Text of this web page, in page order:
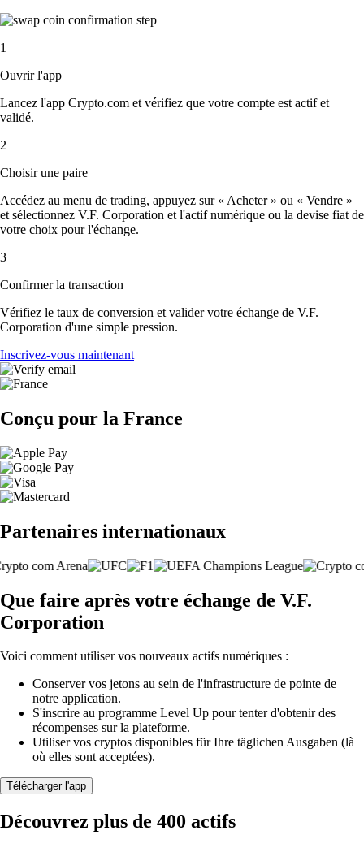
1
Ouvrir l'app
Lancez l'app Crypto.com et vérifiez que votre compte est actif et
validé.
2
Choisir une paire
Accédez au menu de trading, appuyez sur « Acheter » ou « Vendre »
et sélectionnez V.F. Corporation et l'actif numérique ou la devise fiat de
votre choix pour l'échange.
3
Confirmer la transaction
Vérifiez le taux de conversion et valider votre échange de V.F.
Corporation d'une simple pression.
Inscrivez-vous maintenant
Conçu pour la France
Partenaires internationaux
Que faire après votre échange de V.F.
Corporation
Voici comment utiliser vos nouveaux actifs numériques :
Conserver vos jetons au sein de l'infrastructure de pointe de
notre application.
S'inscrire au programme Level Up pour tenter d'obtenir des
récompenses sur la plateforme.
Utiliser vos cryptos disponibles für Ihre täglichen Ausgaben (là
où elles sont acceptées).
Télécharger l'app
Découvrez plus de 400 actifs